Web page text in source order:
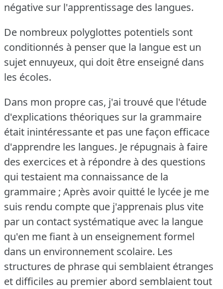
négative sur l'apprentissage des langues.
De nombreux polyglottes potentiels sont
conditionnés à penser que la langue est un
sujet ennuyeux, qui doit être enseigné dans
les écoles.
Dans mon propre cas, j'ai trouvé que l'étude
d'explications théoriques sur la grammaire
était inintéressante et pas une façon efficace
d'apprendre les langues. Je répugnais à faire
des exercices et à répondre à des questions
qui testaient ma connaissance de la
grammaire ; Après avoir quitté le lycée je me
suis rendu compte que j'apprenais plus vite
par un contact systématique avec la langue
qu'en me fiant à un enseignement formel
dans un environnement scolaire. Les
structures de phrase qui semblaient étranges
et difficiles au premier abord semblaient tout